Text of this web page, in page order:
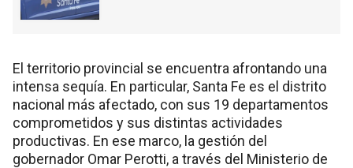
El territorio provincial se encuentra afrontando una
intensa sequía. En particular, Santa Fe es el distrito
nacional más afectado, con sus 19 departamentos
comprometidos y sus distintas actividades
productivas. En ese marco, la gestión del
gobernador Omar Perotti, a través del Ministerio de